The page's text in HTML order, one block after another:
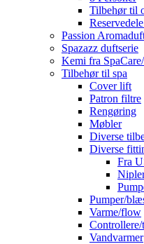
Tilbehør til
Passion
Spazazz duftserie
Kemi fra
Tilbehør til spa
Cover lift
Patron filtre
Rengøring
Møbler
Diverse
Diverse
Fra
Pumper/
Varme/flow
Controllere/
Vandvarmer